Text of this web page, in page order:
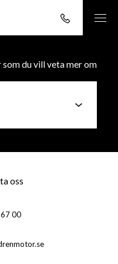
du vill veta mer om
oss
00
oss
oss